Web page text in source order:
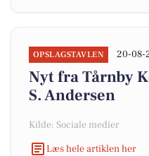
OPSLAGSTAVLEN 20-08-
Nyt fra Tårnby
S. Andersen
Kilde: Sociale medier
Læs hele artiklen her